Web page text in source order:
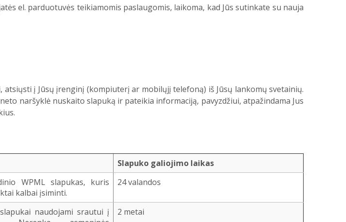
el. parduotuvės teikiamomis paslaugomis, laikoma, kad Jūs sutinkate su nauja
į Jūsų įrenginį (kompiuterį ar mobilųjį telefoną) iš Jūsų lankomų svetainių.
naršyklė nuskaito slapuką ir pateikia informaciją, pavyzdžiui, atpažindama Jus
Slapuko galiojimo laikas
WPML slapukas, kuris
kalbai įsiminti.
24 valandos
slapukai naudojami srautui į
2 metai